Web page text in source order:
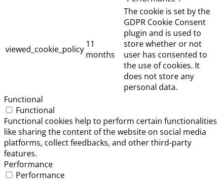
viewed_cookie_policy 11
months
The cookie is set by the
GDPR Cookie Consent
plugin and is used to
store whether or not
user has consented to
the use of cookies. It
does not store any
personal data.
Functional
Functional
Functional cookies help to perform certain functionalities
like sharing the content of the website on social media
platforms, collect feedbacks, and other third-party
features.
Performance
Performance